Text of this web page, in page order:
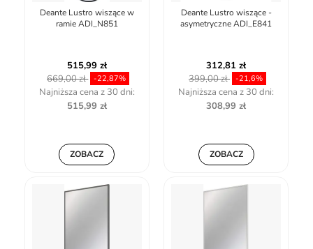
Deante Lustro wiszące w
ramie ADI_N851
515,99 zł
669,00 zł -22,87%
Najniższa cena z 30 dni:
515,99 zł
ZOBACZ
Deante Lustro wiszące -
asymetryczne ADI_E841
312,81 zł
399,00 zł -21,6%
Najniższa cena z 30 dni:
308,99 zł
ZOBACZ